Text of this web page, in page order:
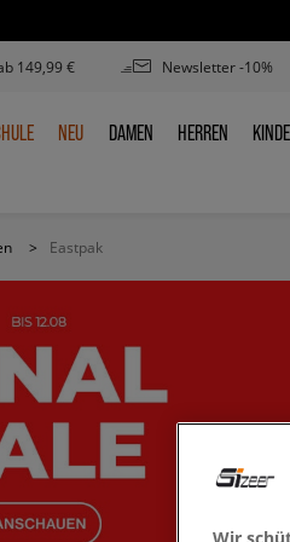
149,99 € Newsletter -10%
NEU
NEU DAMEN
DAMEN HERREN
HERREN
> Eastpak